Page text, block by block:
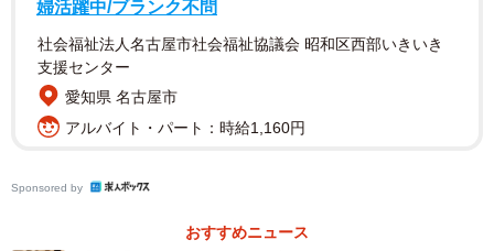
婦活躍中/ブランク不問
社会福祉法人名古屋市社会福祉協議会 昭和区西部いきいき
支援センター
愛知県 名古屋市
アルバイト・パート：時給1,160円
Sponsored by
おすすめニュース